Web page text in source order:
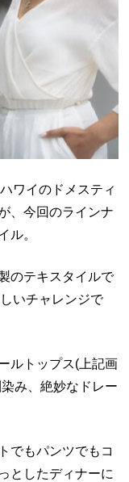
ワイのドメスティ
、今回のラインナ
ル。
のテキスタイルで
いチャレンジで
ルトップス(上記画
み、絶妙なドレー
でもパンツでもコ
としたディナーに